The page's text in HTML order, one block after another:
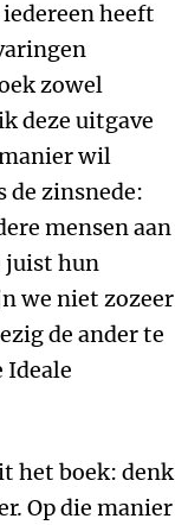
heeft
zowel
deze uitgave
manier wil
de zinsnede:
mensen aan
juist hun
we niet zozeer
de ander te
Ideale
het boek: denk
Op die manier